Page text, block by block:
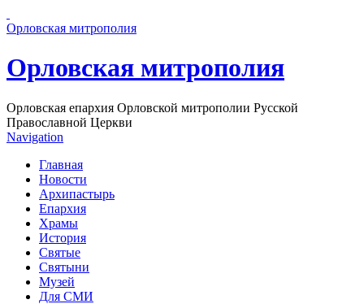
Орловская митрополия
Орловская митрополия
Орловская епархия Орловской митрополии Русской
Православной Церкви
Navigation
Главная
Новости
Архипастырь
Епархия
Храмы
История
Святые
Святыни
Музей
Для СМИ